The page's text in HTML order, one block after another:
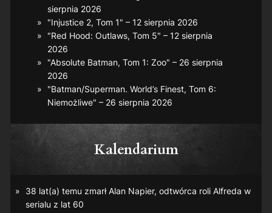
sierpnia 2026
"Injustice 2, Tom 1" – 12 sierpnia 2026
"Red Hood: Outlaws, Tom 5" – 12 sierpnia
2026
"Absolute Batman, Tom 1: Zoo" – 26 sierpnia
2026
"Batman/Superman. World’s Finest, Tom 6:
Niemożliwe" – 26 sierpnia 2026
Kalendarium
38 lat(a) temu zmarł Alan Napier, odtwórca roli Alfreda w
serialu z lat 60